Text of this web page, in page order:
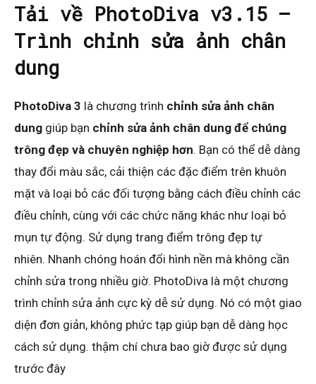
Tải về PhotoDiva v3.15 –
Trình chỉnh sửa ảnh chân
dung
PhotoDiva 3 là chương trình chỉnh sửa ảnh chân
dung giúp bạn chỉnh sửa ảnh chân dung để chúng
trông đẹp và chuyên nghiệp hơn. Bạn có thể dễ dàng
thay đổi màu sắc, cải thiện các đặc điểm trên khuôn
mặt và loại bỏ các đối tượng bằng cách điều chỉnh các
điều chỉnh, cùng với các chức năng khác như loại bỏ
mụn tự động. Sử dụng trang điểm trông đẹp tự
nhiên. Nhanh chóng hoán đổi hình nền mà không cần
chỉnh sửa trong nhiều giờ. PhotoDiva là một chương
trình chỉnh sửa ảnh cực kỳ dễ sử dụng. Nó có một giao
diện đơn giản, không phức tạp giúp bạn dễ dàng học
cách sử dụng. thậm chí chưa bao giờ được sử dụng
trước đây